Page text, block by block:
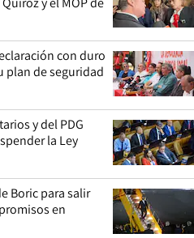
con duro
plan de seguridad
y del PDG
la Ley
Boric para salir
en